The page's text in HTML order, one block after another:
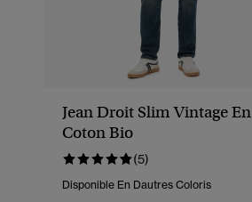
Jean Droit Slim Vintage En
Coton Bio
(5)
Disponible En Dautres Coloris